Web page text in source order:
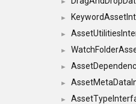
►
►
►
►
►
►